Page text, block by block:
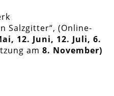
Salzgitter“, (Online-
12. Juni, 12. Juli, 6.
am 8. November)